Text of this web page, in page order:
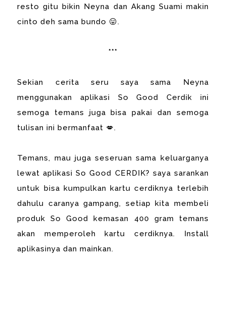
resto gitu bikin Neyna dan Akang Suami makin
cinto deh sama bundo 😛.
***
Sekian cerita seru saya sama Neyna
menggunakan aplikasi So Good Cerdik ini
semoga temans juga bisa pakai dan semoga
tulisan ini bermanfaat 💋.
Temans, mau juga seseruan sama keluarganya
lewat aplikasi So Good CERDIK? saya sarankan
untuk bisa kumpulkan kartu cerdiknya terlebih
dahulu caranya gampang, setiap kita membeli
produk So Good kemasan 400 gram temans
akan memperoleh kartu cerdiknya. Install
aplikasinya dan mainkan.